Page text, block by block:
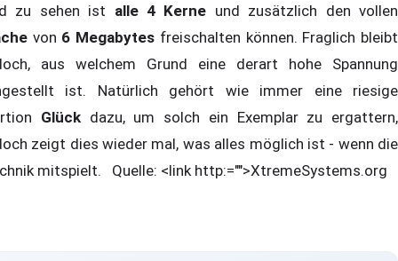
zu sehen ist alle 4 Kerne und zusätzlich den vollen
von 6 Megabytes freischalten können. Fraglich bleibt
aus welchem Grund eine derart hohe Spannung
ist. Natürlich gehört wie immer eine riesige
Glückdazu, um solch ein Exemplar zu ergattern,
zeigt dies wieder mal, was alles möglich ist - wenn die
mitspielt. Quelle: <link http:="">XtremeSystems.org